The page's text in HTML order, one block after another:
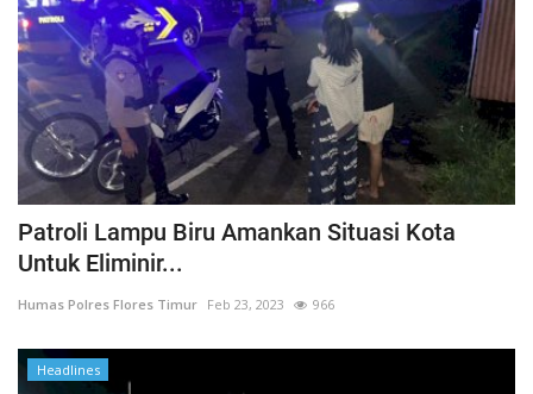
Patroli Lampu Biru Amankan Situasi Kota
Untuk Eliminir...
Humas Polres Flores Timur Feb 23, 2023 966
Headlines